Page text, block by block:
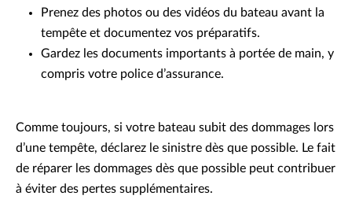
Prenez des photos ou des vidéos du bateau avant la
tempête et documentez vos préparatifs.
Gardez les documents importants à portée de main, y
compris votre police d’assurance.
Comme toujours, si votre bateau subit des dommages lors
d’une tempête, déclarez le sinistre dès que possible. Le fait
de réparer les dommages dès que possible peut contribuer
à éviter des pertes supplémentaires.